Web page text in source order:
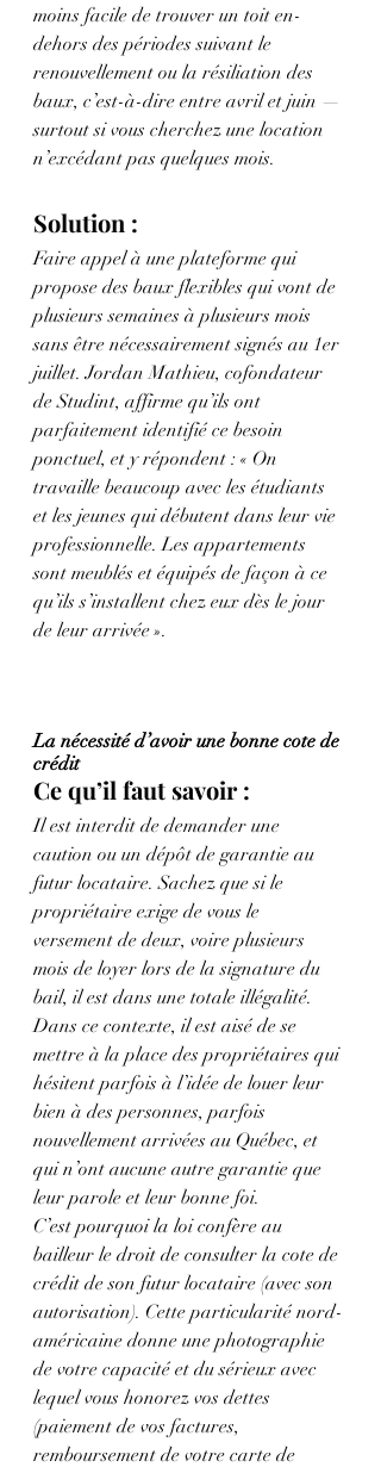
moins facile de trouver un toit en-
dehors des périodes suivant le
renouvellement ou la résiliation des
baux, c’est-à-dire entre avril et juin —
surtout si vous cherchez une location
n’excédant pas quelques mois.
Solution :
Faire appel à une plateforme qui
propose des baux flexibles qui vont de
plusieurs semaines à plusieurs mois
sans être nécessairement signés au 1er
juillet. Jordan Mathieu, cofondateur
de Studint, affirme qu’ils ont
parfaitement identifié ce besoin
ponctuel, et y répondent : « On
travaille beaucoup avec les étudiants
et les jeunes qui débutent dans leur vie
professionnelle. Les appartements
sont meublés et équipés de façon à ce
qu’ils s’installent chez eux dès le jour
de leur arrivée ».
La nécessité d’avoir une bonne cote de
crédit
Ce qu’il faut savoir :
Il est interdit de demander une
caution ou un dépôt de garantie au
futur locataire. Sachez que si le
propriétaire exige de vous le
versement de deux, voire plusieurs
mois de loyer lors de la signature du
bail, il est dans une totale illégalité.
Dans ce contexte, il est aisé de se
mettre à la place des propriétaires qui
hésitent parfois à l’idée de louer leur
bien à des personnes, parfois
nouvellement arrivées au Québec, et
qui n’ont aucune autre garantie que
leur parole et leur bonne foi.
C’est pourquoi la loi confère au
bailleur le droit de consulter la cote de
crédit de son futur locataire (avec son
autorisation). Cette particularité nord-
américaine donne une photographie
de votre capacité et du sérieux avec
lequel vous honorez vos dettes
(paiement de vos factures,
remboursement de votre carte de